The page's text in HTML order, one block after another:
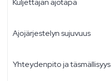
Kuljettajan ajotapa
Ajojärjestelyn sujuvuus
Yhteydenpito ja täsmällisyys